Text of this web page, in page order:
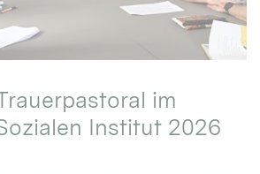
im
Institut 2026